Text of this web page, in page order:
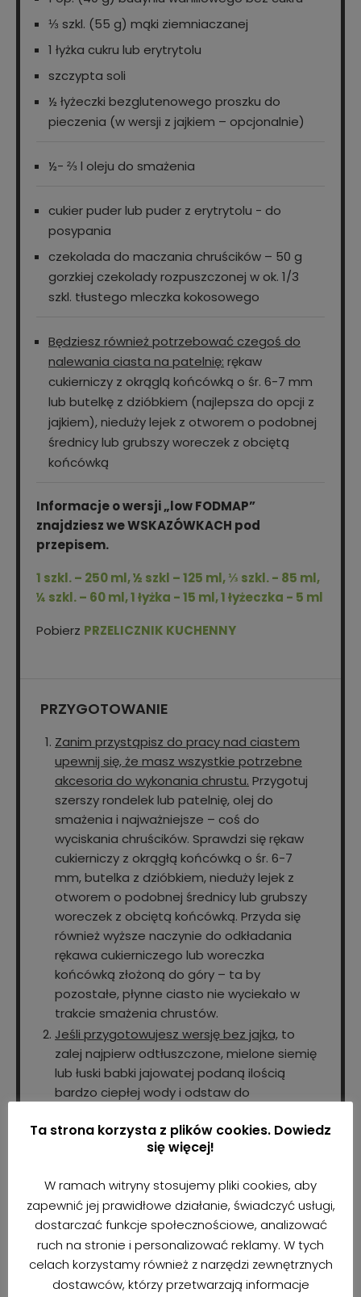
⅓ szkl. (55 g) mąki ziemniaczanej
1 łyżka cukru lub erytrytolu
szczypta soli
½ łyżeczki bezglutenowego proszku do
pieczenia (w wersji z jajkiem – opcjonalnie)
½- ⅔ l oleju do smażenia
cukier puder lub puder z erytrytolu - do
posypania
czekolada do maczania chruścików – 50 g
gorzkiej czekolady rozpuszczonej w ok. 1/3
szkl. tłustego mleczka kokosowego
Będziesz również potrzebować czegoś do
nalewania ciasta na patelnię: rękaw
cukierniczy z okrąglą końcówką o śr. 6-7 mm
lub butelkę z dzióbkiem (najlepsza do opcji z
jajkiem), nieduży lejek z otworem o podobnej
średnicy lub grubszy woreczek z obciętą
końcówką
Informacje o wersji „low FODMAP”
znajdziesz we WSKAZÓWKACH pod
przepisem.
1 szkl. – 250 ml, ½ szkl – 125 ml, ⅓ szkl. - 85 ml,
¼ szkl. – 60 ml, 1 łyżka - 15 ml, 1 łyżeczka - 5 ml
Pobierz PRZELICZNIK KUCHENNY
PRZYGOTOWANIE
Zanim przystąpisz do pracy nad ciastem
upewnij się, że masz wszystkie potrzebne
akcesoria do wykonania chrustu. Przygotuj
szerszy rondelek lub patelnię, olej do
smażenia i najważniejsze – coś do
wyciskania chruścików. Sprawdzi się rękaw
cukierniczy z okrągłą końcówką o śr. 6-7
mm, butelka z dzióbkiem, nieduży lejek z
otworem o podobnej średnicy lub grubszy
woreczek z obciętą końcówką. Przyda się
również wyższe naczynie do odkładania
rękawa cukierniczego lub woreczka
końcówką złożoną do góry – ta by
pozostałe, płynne ciasto nie wyciekało w
trakcie smażenia chrustów.
Jeśli przygotowujesz wersję bez jajka, to
zalej najpierw odtłuszczone, mielone siemię
lub łuski babki jajowatej podaną ilością
bardzo ciepłej wody i odstaw do
Banana rozgnieć widelcem lub zmiksuj na
idealnie gładką papkę. Przełóż go do miski i
roślinny.
Do mokrych składników dodaj jajkolub
napęczniałe siemię/babkę i dobrze połącz
całość w jednolitą masę. W przypadku wersji
z siemieniem lub babką postaraj się dobrze
rozrobić masę trzepaczką balonową, by w
Ta strona korzysta z plików cookies. Dowiedz
się więcej!
W ramach witryny stosujemy pliki cookies, aby
zapewnić jej prawidłowe działanie, świadczyć usługi,
dostarczać funkcje społecznościowe, analizować
ruch na stronie i personalizować reklamy. W tych
celach korzystamy również z narzędzi zewnętrznych
dostawców, którzy przetwarzają informacje